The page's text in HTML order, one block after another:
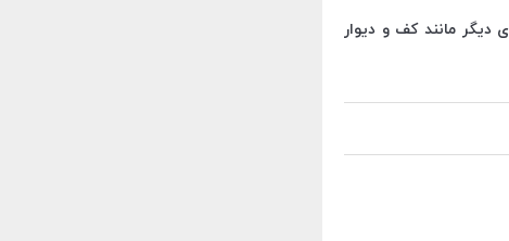
دیگر مانند کف و دیوار